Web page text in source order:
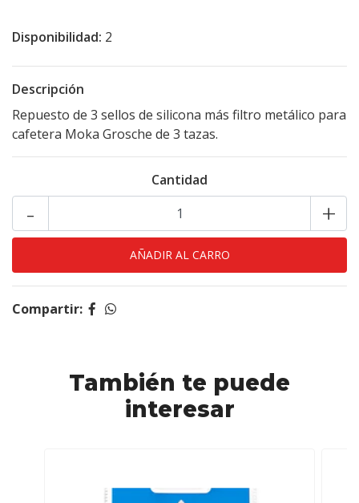
Disponibilidad: 2
Descripción
Repuesto de 3 sellos de silicona más filtro metálico para
cafetera Moka Grosche de 3 tazas.
Cantidad
+
-
Compartir:
También te puede
interesar